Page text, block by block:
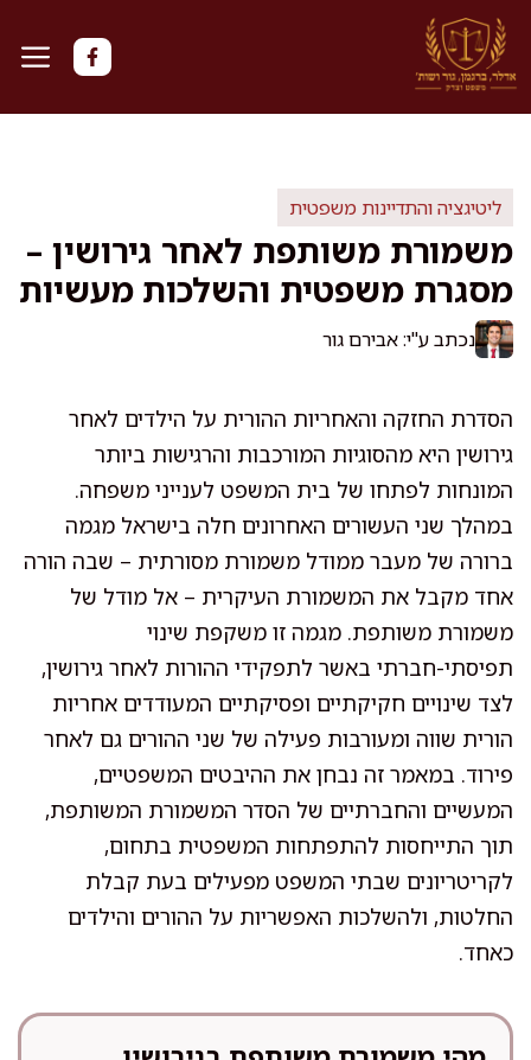
לדלג
לתוכן
ליטיגציה והתדיינות משפטית
משמורת משותפת לאחר גירושין –
מסגרת משפטית והשלכות מעשיות
נכתב ע"י: אבירם גור
הסדרת החזקה והאחריות ההורית על הילדים לאחר
גירושין היא מהסוגיות המורכבות והרגישות ביותר
המונחות לפתחו של בית המשפט לענייני משפחה.
במהלך שני העשורים האחרונים חלה בישראל מגמה
ברורה של מעבר ממודל משמורת מסורתית – שבה הורה
אחד מקבל את המשמורת העיקרית – אל מודל של
משמורת משותפת. מגמה זו משקפת שינוי
תפיסתי-חברתי באשר לתפקידי ההורות לאחר גירושין,
לצד שינויים חקיקתיים ופסיקתיים המעודדים אחריות
הורית שווה ומעורבות פעילה של שני ההורים גם לאחר
פירוד. במאמר זה נבחן את ההיבטים המשפטיים,
המעשיים והחברתיים של הסדר המשמורת המשותפת,
תוך התייחסות להתפתחות המשפטית בתחום,
לקריטריונים שבתי המשפט מפעילים בעת קבלת
החלטות, ולהשלכות האפשריות על ההורים והילדים
כאחד.